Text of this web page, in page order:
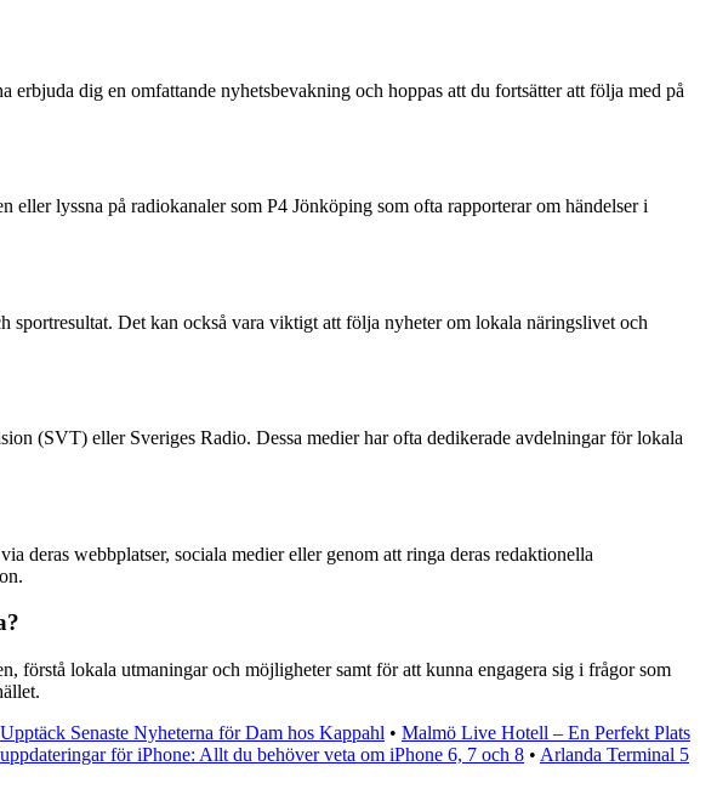
dig en omfattande nyhetsbevakning och hoppas att du fortsätter att följa med på
eller lyssna på radiokanaler som P4 Jönköping som ofta rapporterar om händelser i
Det kan också vara viktigt att följa nyheter om lokala näringslivet och
(SVT) eller Sveriges Radio. Dessa medier har ofta dedikerade avdelningar för lokala
deras webbplatser, sociala medier eller genom att ringa deras redaktionella
förstå lokala utmaningar och möjligheter samt för att kunna engagera sig i frågor som
Upptäck Senaste Nyheterna för Dam hos Kappahl • Malmö Live Hotell – En Perfekt Plats
uppdateringar för iPhone: Allt du behöver veta om iPhone 6, 7 och 8 • Arlanda Terminal 5